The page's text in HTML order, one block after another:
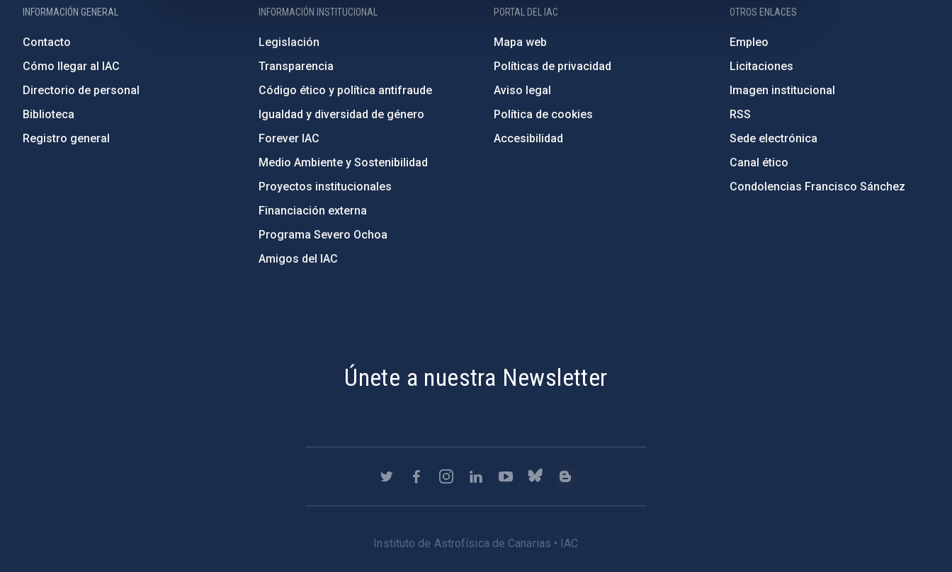
INFORMACIÓN GENERAL
Contacto
Cómo llegar al IAC
Directorio de personal
Biblioteca
Registro general
INFORMACIÓN INSTITUCIONAL
Legislación
Transparencia
Código ético y política antifraude
Igualdad y diversidad de género
Forever IAC
Medio Ambiente y Sostenibilidad
Proyectos institucionales
Financiación externa
Programa Severo Ochoa
Amigos del IAC
PORTAL DEL IAC
Mapa web
Políticas de privacidad
Aviso legal
Política de cookies
Accesibilidad
OTROS ENLACES
Empleo
Licitaciones
Imagen institucional
RSS
Sede electrónica
Canal ético
Condolencias Francisco Sánchez
Únete a nuestra Newsletter
Instituto de Astrofísica de Canarias • IAC